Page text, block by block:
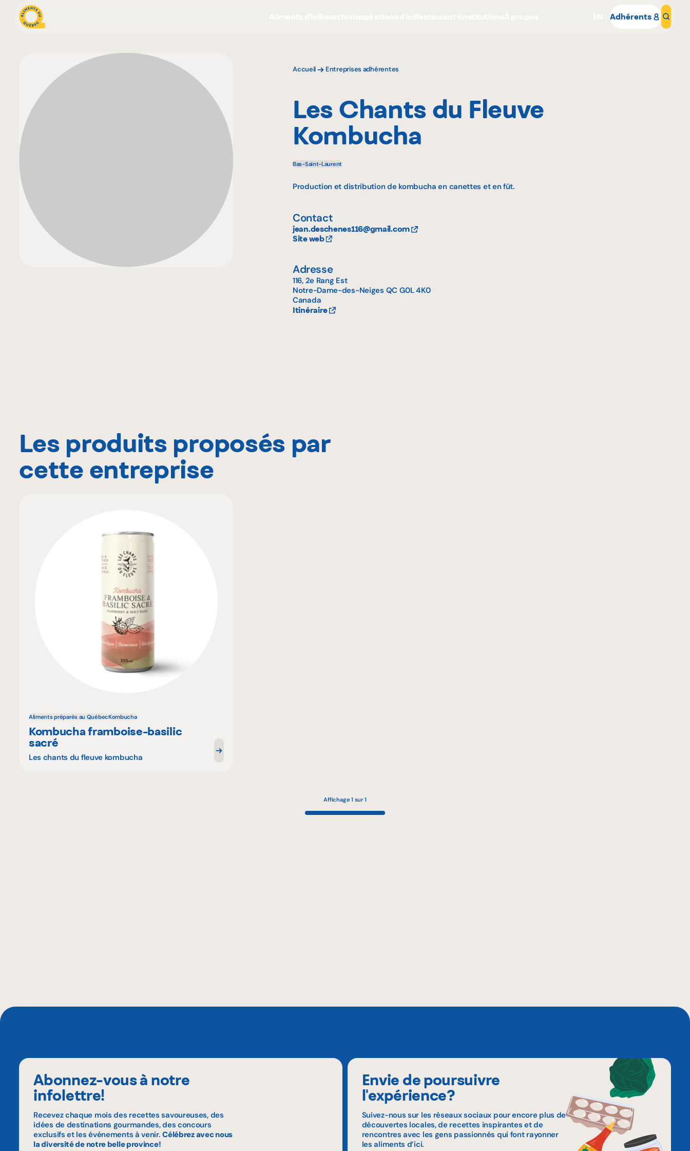
Adhérents
Accueil Entreprises adhérentes
Les Chants du Fleuve
Kombucha
Bas-Saint-Laurent
Production et distribution de kombucha en canettes et en fût.
Contact
jean.deschenes116@gmail.com
Site web
Adresse
116, 2e Rang Est
Notre-Dame-des-Neiges QC G0L 4K0
Canada
Itinéraire
Les produits proposés par
cette entreprise
Aliments préparés au QuébecKombucha
Kombucha framboise-basilic
sacré
Les chants du fleuve kombucha
Affichage 1 sur 1
Abonnez-vous à notre
infolettre!
Recevez chaque mois des recettes savoureuses, des
idées de destinations gourmandes, des concours
exclusifs et les événements à venir.Célébrez avec nous
la diversité de notre belle province!
Envie de poursuivre
l'expérience?
Suivez-nous sur les réseaux sociaux pour encore plus de
découvertes locales, de recettes inspirantes et de
rencontres avec les gens passionnés qui font rayonner
les aliments d’ici.